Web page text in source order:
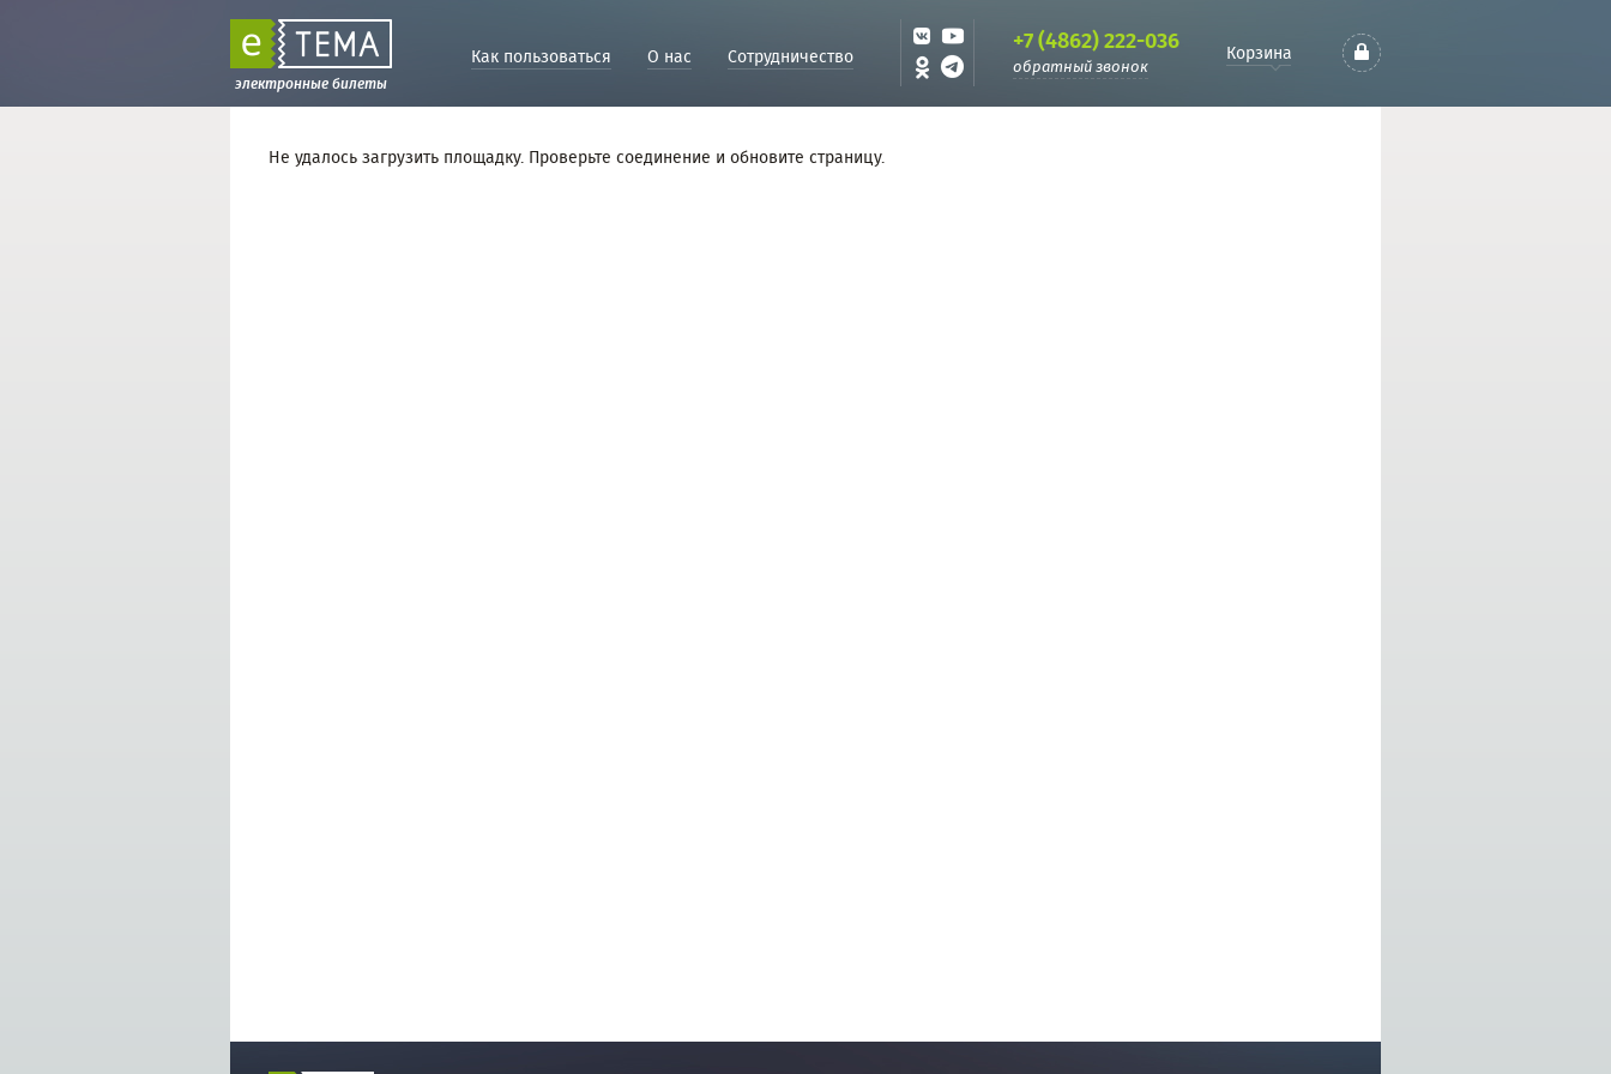
электронные билеты
Как пользоваться О нас Сотрудничество +7 (4862) 222-036
обратный звонок
Корзина
Не удалось загрузить площадку. Проверьте соединение и обновите страницу.